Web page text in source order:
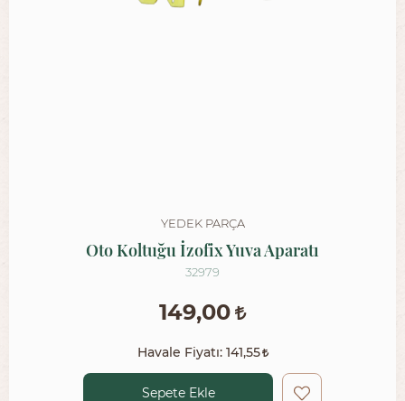
YEDEK PARÇA
Oto Koltuğu İzofix Yuva Aparatı
32979
149,00
Havale Fiyatı: 141,55
Sepete Ekle